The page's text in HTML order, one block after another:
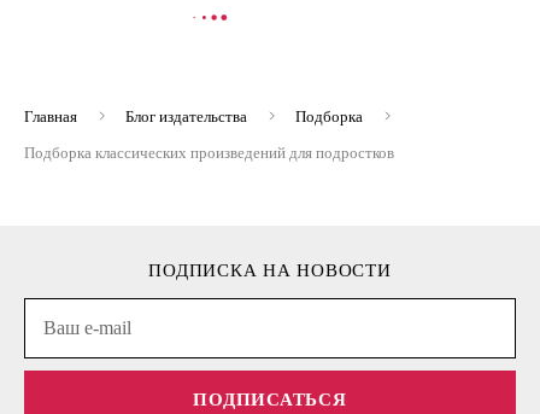
В КОРЗИНУ
Главная Блог издательства
Подборка
Подборка классических произведений для подростков
ПОДПИСКА НА НОВОСТИ
ПОДПИСАТЬСЯ